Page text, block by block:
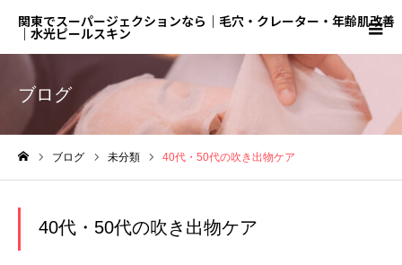
関東でスーパージェクションなら｜毛穴・クレーター・年齢肌改善
｜水光ピールスキン
ブログ
ブログ 未分類 40代・50代の吹き出物ケア
40代・50代の吹き出物ケア